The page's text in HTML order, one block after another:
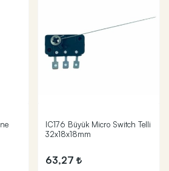
IC176 Büyük Micro Switch Telli
32x18x18mm
63,27